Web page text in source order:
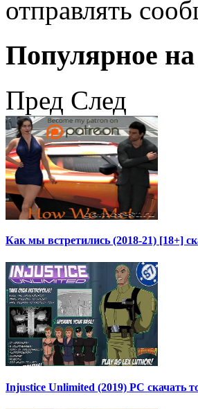
отправлять
Популярное на
Пред След
Как мы встретились (2018-21) [18+]
Injustice Unlimited (2019) PC скачать